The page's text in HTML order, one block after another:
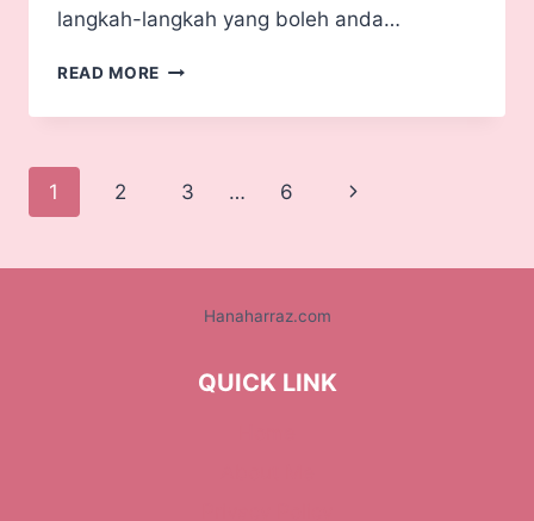
langkah-langkah yang boleh anda…
READ MORE
1 2 3 … 6
Hanaharraz.com
QUICK LINK